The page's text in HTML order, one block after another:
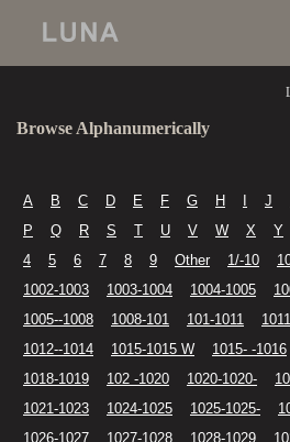
Browse Alphanumerically
A B C D E F G H J
P
Q R S T U V W X Y
4
5 6 7 8 9 Other 1/-10
1002-1003
1003-1004 1004-1005
1005--1008
1008-101 101-1011
1012--1014
1015-1015 W 1015- -1016
1018-1019
102 -1020 1020-1020-
1021-1023
1024-1025 1025-1025-
1026-1027
1027-1028 1028-1029